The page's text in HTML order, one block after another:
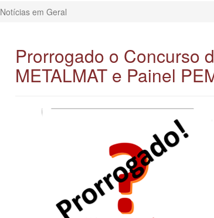
Notícias em Geral
Prorrogado o Concurso
METALMAT e Painel